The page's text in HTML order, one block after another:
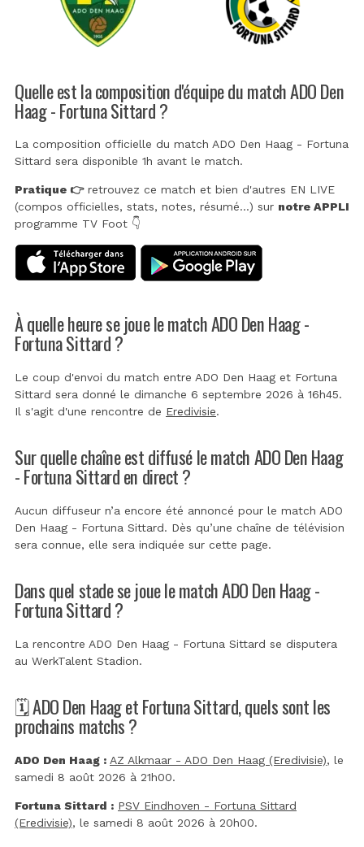
Quelle est la composition d'équipe du match ADO Den
Haag - Fortuna Sittard ?
La composition officielle du match ADO Den Haag - Fortuna
Sittard sera disponible 1h avant le match.
Pratique 👉retrouvez ce match et bien d'autres EN LIVE
(compos officielles, stats, notes, résumé...) sur notre APPLI
programme TV Foot 👇
À quelle heure se joue le match ADO Den Haag -
Fortuna Sittard ?
Le coup d'envoi du match entre ADO Den Haag et Fortuna
Sittard sera donné le dimanche 6 septembre 2026 à 16h45.
Il s'agit d'une rencontre de Eredivisie.
Sur quelle chaîne est diffusé le match ADO Den Haag
- Fortuna Sittard en direct ?
Aucun diffuseur n’a encore été annoncé pour le match ADO
Den Haag - Fortuna Sittard. Dès qu’une chaîne de télévision
sera connue, elle sera indiquée sur cette page.
Dans quel stade se joue le match ADO Den Haag -
Fortuna Sittard ?
La rencontre ADO Den Haag - Fortuna Sittard se disputera
au WerkTalent Stadion.
🗓️ ADO Den Haag et Fortuna Sittard, quels sont les
prochains matchs ?
ADO Den Haag : AZ Alkmaar - ADO Den Haag (Eredivisie), le
samedi 8 août 2026 à 21h00.
Fortuna Sittard : PSV Eindhoven - Fortuna Sittard
(Eredivisie), le samedi 8 août 2026 à 20h00.